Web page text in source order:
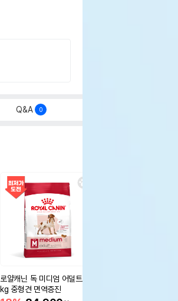
Q&A 0
로얄캐닌 독 미디엄 어덜트 10
kg 중형견 면역증진